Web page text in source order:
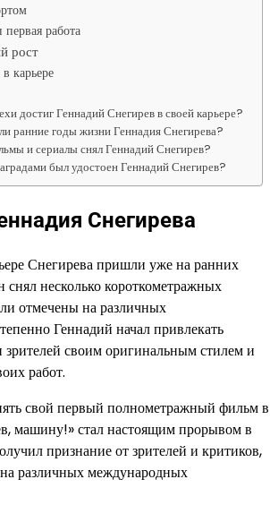
работа
рост
карьере
достиг Геннадий Снегирев в своей карьере?
ранние годы жизни Геннадия Снегирева?
и сериалы снял Геннадий Снегирев?
был удостоен Геннадий Снегирев?
Снегирева
Снегирева пришли уже на ранних
снял несколько короткометражных
отмечены на различных
Геннадий начал привлекать
своим оригинальным стилем и
работ.
свой первый полнометражный фильм в
машину!» стал настоящим прорывом в
признание от зрителей и критиков,
различных международных